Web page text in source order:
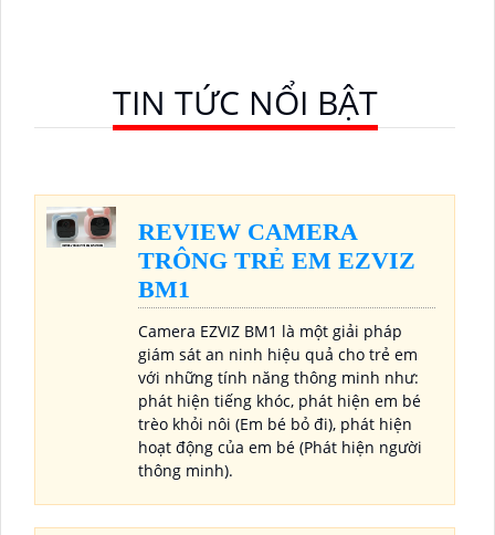
TIN TỨC NỔI BẬT
REVIEW CAMERA
TRÔNG TRẺ EM EZVIZ
BM1
Camera EZVIZ BM1 là một giải pháp
giám sát an ninh hiệu quả cho trẻ em
với những tính năng thông minh như:
phát hiện tiếng khóc, phát hiện em bé
trèo khỏi nôi (Em bé bỏ đi), phát hiện
hoạt động của em bé (Phát hiện người
thông minh).